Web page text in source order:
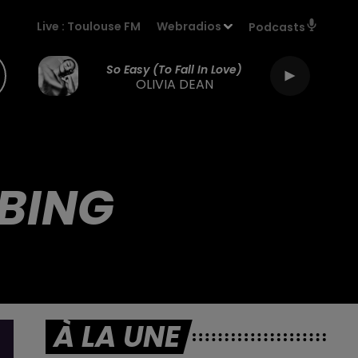
Live : Toulouse FM Webradios Podcasts
So Easy (to Fall In Love)
OLIVIA DEAN
À LA UNE